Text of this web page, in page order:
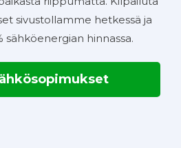
sivustollamme hetkessä ja
sähköenergian hinnassa.